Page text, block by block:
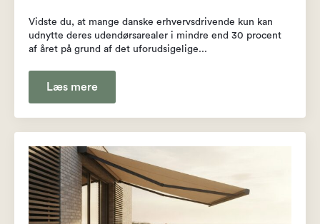
Vidste du, at mange danske erhvervsdrivende kun kan
udnytte deres udendørsarealer i mindre end 30 procent
af året på grund af det uforudsigelige...
Læs mere